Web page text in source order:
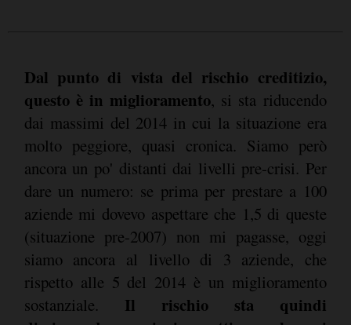
Dal punto di vista del rischio creditizio,
questo è in miglioramento, si sta riducendo
dai massimi del 2014 in cui la situazione era
molto peggiore, quasi cronica. Siamo però
ancora un po' distanti dai livelli pre-crisi. Per
dare un numero: se prima per prestare a 100
aziende mi dovevo aspettare che 1,5 di queste
(situazione pre-2007) non mi pagasse, oggi
siamo ancora al livello di 3 aziende, che
rispetto alle 5 del 2014 è un miglioramento
sostanziale. Il rischio sta quindi